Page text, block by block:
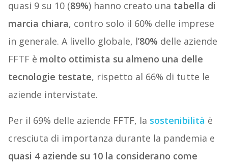
quasi 9 su 10 (89%) hanno creato una tabella di
marcia chiara, contro solo il 60% delle imprese
in generale. A livello globale, l’80% delle aziende
FFTF è molto ottimista su almeno una delle
tecnologie testate, rispetto al 66% di tutte le
aziende intervistate.
Per il 69% delle aziende FFTF, la sostenibilità è
cresciuta di importanza durante la pandemia e
quasi 4 aziende su 10 la considerano come